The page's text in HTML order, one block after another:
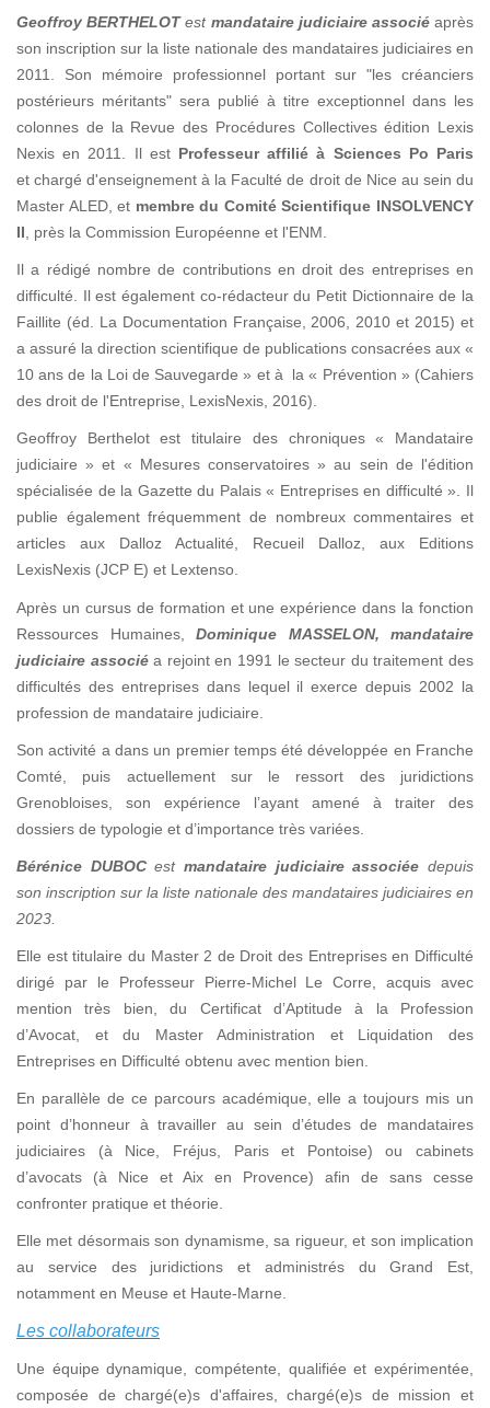
Geoffroy BERTHELOTest mandataire judiciaire associéaprès
son inscription sur la liste nationale des mandataires judiciaires en
2011. Son mémoire professionnel portant sur "les créanciers
postérieurs méritants" sera publié à titre exceptionnel dans les
colonnes de la Revue des Procédures Collectives édition Lexis
Nexis en 2011. Il est Professeur affilié à Sciences Po Paris
et chargé d'enseignement à la Faculté de droit de Nice au sein du
Master ALED, et membre du Comité Scientifique INSOLVENCY
II , près la Commission Européenne et l'ENM.
Il a rédigé nombre de contributions en droit des entreprises en
difficulté. Il est également co-rédacteur du Petit Dictionnaire de la
Faillite (éd. La Documentation Française, 2006, 2010 et 2015) et
a assuré la direction scientifique de publications consacrées aux «
10 ans de la Loi de Sauvegarde » et à la « Prévention » (Cahiers
des droit de l'Entreprise, LexisNexis, 2016).
Geoffroy Berthelot est titulaire des chroniques « Mandataire
judiciaire » et « Mesures conservatoires » au sein de l'édition
spécialisée de la Gazette du Palais « Entreprises en difficulté ». Il
publie également fréquemment de nombreux commentaires et
articles aux Dalloz Actualité, Recueil Dalloz, aux Editions
LexisNexis (JCP E) et Lextenso.
Après un cursus de formation et une expérience dans la fonction
Ressources Humaines, Dominique MASSELON, mandataire
judiciaire associéa rejoint en 1991 le secteur du traitement des
difficultés des entreprises dans lequel il exerce depuis 2002 la
profession de mandataire judiciaire.
Son activité a dans un premier temps été développée en Franche
Comté, puis actuellement sur le ressort des juridictions
Grenobloises, son expérience l’ayant amené à traiter des
dossiers de typologie et d’importance très variées.
Bérénice DUBOCestmandataire judiciaire associée depuis
son inscription sur la liste nationale des mandataires judiciaires en
2023.
Elle est titulaire du Master 2 de Droit des Entreprises en Difficulté
dirigé par le Professeur Pierre-Michel Le Corre, acquis avec
mention très bien, du Certificat d’Aptitude à la Profession
d’Avocat, et du Master Administration et Liquidation des
Entreprises en Difficulté obtenu avec mention bien.
En parallèle de ce parcours académique, elle a toujours mis un
point d’honneur à travailler au sein d’études de mandataires
judiciaires (à Nice, Fréjus, Paris et Pontoise) ou cabinets
d’avocats (à Nice et Aix en Provence) afin de sans cesse
confronter pratique et théorie.
Elle met désormais son dynamisme, sa rigueur, et son implication
au service des juridictions et administrés du Grand Est,
notamment en Meuse et Haute-Marne.
Les collaborateurs
Une équipe dynamique, compétente, qualifiée et expérimentée,
composée de chargé(e)s d'affaires, chargé(e)s de mission et